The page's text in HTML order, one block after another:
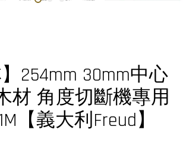
】254mm 30mm中心
材 角度切斷機專用
【義大利Freud】